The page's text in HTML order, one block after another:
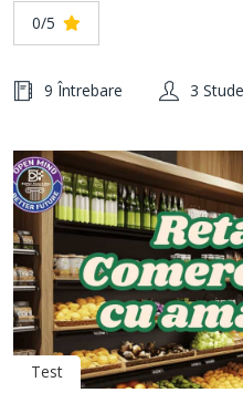
0/5
9 Întrebare 3
Test